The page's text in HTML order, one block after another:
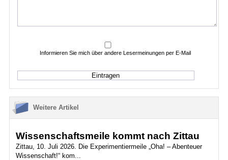
Informieren Sie mich über andere Lesermeinungen per E-Mail
Weitere Artikel
Wissenschaftsmeile kommt nach Zittau
Zittau, 10. Juli 2026. Die Experimentiermeile „Oha! – Abenteuer
Wissenschaft!“ kom...